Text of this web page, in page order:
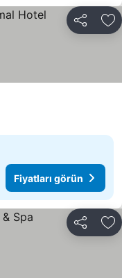
Paylaş
Fiyatları görün
Paylaş